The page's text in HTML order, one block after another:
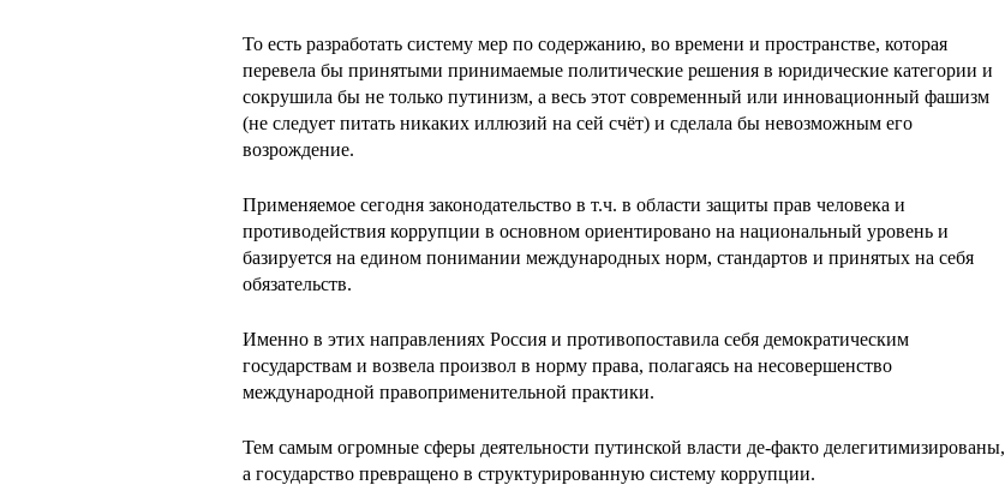
То есть разработать систему мер по содержанию, во времени и пространстве, которая
перевела бы принятыми принимаемые политические решения в юридические категории и
сокрушила бы не только путинизм, а весь этот современный или инновационный фашизм
(не следует питать никаких иллюзий на сей счёт) и сделала бы невозможным его
возрождение.
Применяемое сегодня законодательство в т.ч. в области защиты прав человека и
противодействия коррупции в основном ориентировано на национальный уровень и
базируется на едином понимании международных норм, стандартов и принятых на себя
обязательств.
Именно в этих направлениях Россия и противопоставила себя демократическим
государствам и возвела произвол в норму права, полагаясь на несовершенство
международной правоприменительной практики.
Тем самым огромные сферы деятельности путинской власти де-факто делегитимизированы,
а государство превращено в структурированную систему коррупции.